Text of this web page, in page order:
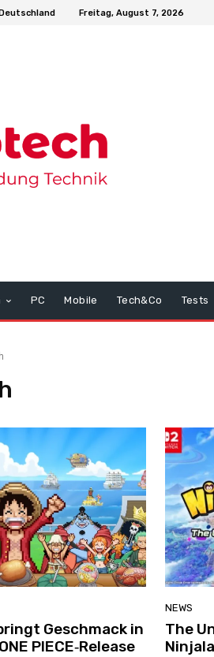
Freitag, August 7, 2026
PC Mobile Tech&Co Tests
Geschmack in
PIECE‑Release
NEWS
The